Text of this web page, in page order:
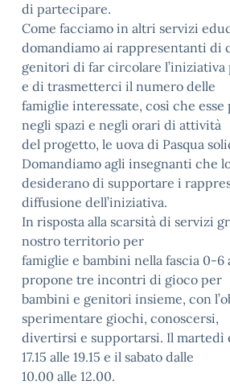
di partecipare.
Come facciamo in altri servizi
domandiamo ai rappresentanti di
genitori di far circolare l’iniziativa
e di trasmetterci il numero delle
famiglie interessate, così che
negli spazi e negli orari di attività
del progetto, le uova di Pasqua
Domandiamo agli insegnanti che
desiderano di supportare i
diffusione dell’iniziativa.
In risposta alla scarsità di servizi
nostro territorio per
famiglie e bambini nella fascia 0-6
propone tre incontri di gioco per
bambini e genitori insieme, con
sperimentare giochi, conoscersi,
divertirsi e supportarsi. Il martedì
17.15 alle 19.15 e il sabato dalle
10.00 alle 12.00.